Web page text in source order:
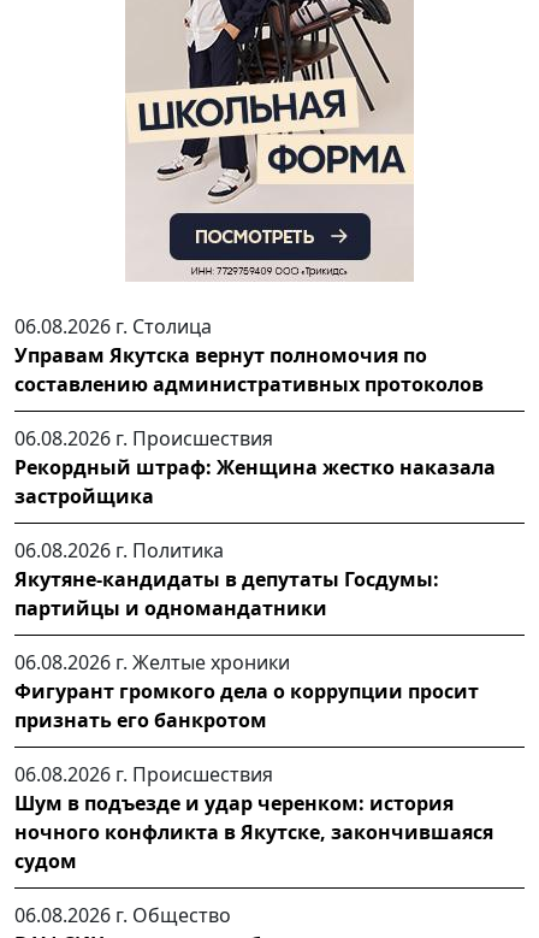
06.08.2026 г. Столица
Управам Якутска вернут полномочия по
составлению административных протоколов
06.08.2026 г. Происшествия
Рекордный штраф: Женщина жестко наказала
застройщика
06.08.2026 г. Политика
Якутяне-кандидаты в депутаты Госдумы:
партийцы и одномандатники
06.08.2026 г. Желтые хроники
Фигурант громкого дела о коррупции просит
признать его банкротом
06.08.2026 г. Происшествия
Шум в подъезде и удар черенком: история
ночного конфликта в Якутске, закончившаяся
судом
06.08.2026 г. Общество